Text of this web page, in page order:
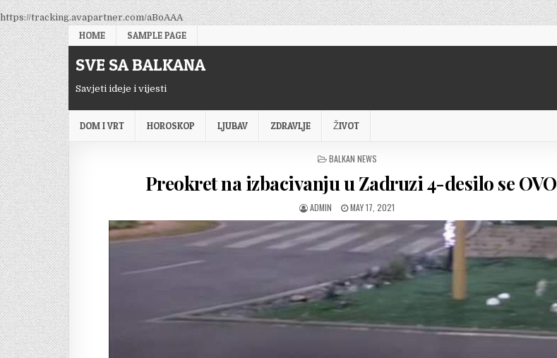
https://tracking.avapartner.com/aBoAAASkip
to
content
HOME SAMPLE PAGE
SVE SA BALKANA
Savjeti ideje i vijesti
DOM I VRT HOROSKOP LJUBAV ZDRAVLJE ŽIVOT
POSTED
BALKAN NEWS
Preokret na izbacivanju u Zadruzi 4-desilo se OVO
AUTHOR:
ADMIN
PUBLISHED
DATE:
MAY 17, 2021